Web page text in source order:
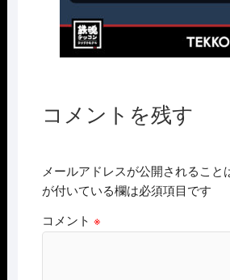
コメントを残す
メールアドレスが公開されること
が付いている欄は必須項目です
コメント ※